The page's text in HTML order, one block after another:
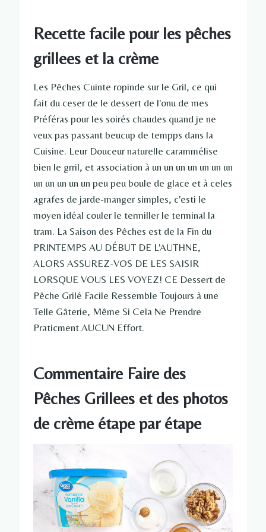
Recette facile pour les pêches
grillees et la crème
Les Pêches Cuinte ropinde sur le Gril, ce qui
fait du ceser de le dessert de l'onu de mes
Préféras pour les soirés chaudes quand je ne
veux pas passant beucup de tempps dans la
Cuisine. Leur Douceur naturelle carammélise
bien le grril, et association à un un un un un un un
un un un un un peu peu boule de glace et à celes
agrafes de jarde-manger simples, c'esti le
moyen idéal couler le termiller le terminal la
tram. La Saison des Pêches est de la Fin du
PRINTEMPS AU DÉBUT DE L'AUTHNE,
ALORS ASSUREZ-VOS DE LES SAISIR
LORSQUE VOUS LES VOYEZ! CE Dessert de
Pêche Grilé Facile Ressemble Toujours à une
Telle Gâterie, Même Si Cela Ne Prendre
Praticment AUCUN Effort.
Commentaire Faire des
Pêches Grillees et des photos
de crème étape par étape